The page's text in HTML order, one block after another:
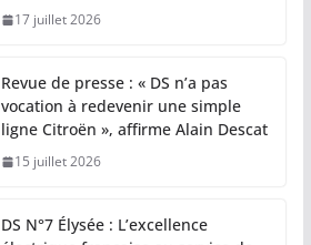
17 juillet 2026
Revue de presse : « DS n’a pas
vocation à redevenir une simple
ligne Citroën », affirme Alain Descat
15 juillet 2026
DS N°7 Élysée : L’excellence